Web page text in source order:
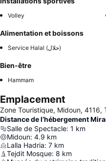
Volley
Alimentation et boissons
Service Halal (حلال)
Bien-être
Hammam
Emplacement
Zone Touristique, Midoun, 4116,
Distance de l’hébergement
Salle de Spectacle: 1 km
Midoun: 4.9 km
Lalla Hadria: 7 km
Tejdit Mosque: 8 km